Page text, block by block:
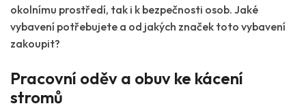
okolnímu prostředí, tak i k bezpečnosti osob. Jaké
vybavení potřebujete a od jakých značek toto vybavení
zakoupit?
Pracovní oděv a obuv ke kácení
stromů